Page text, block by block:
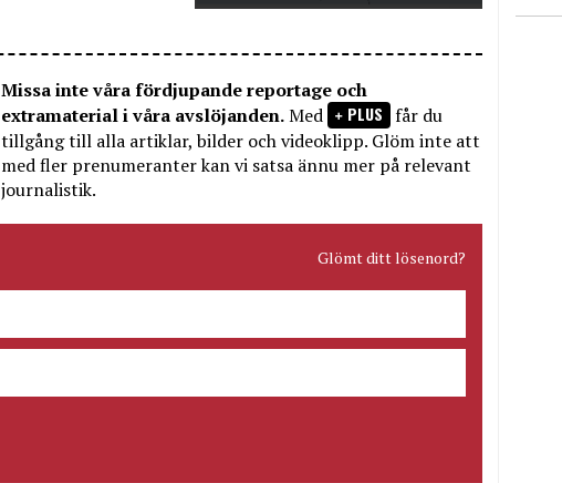
Missa inte våra fördjupande reportage och
extramaterial i våra avslöjanden.Med PLUS får du
tillgång till alla artiklar, bilder och videoklipp. Glöm inte att
med fler prenumeranter kan vi satsa ännu mer på relevant
journalistik.
Glömt ditt lösenord?